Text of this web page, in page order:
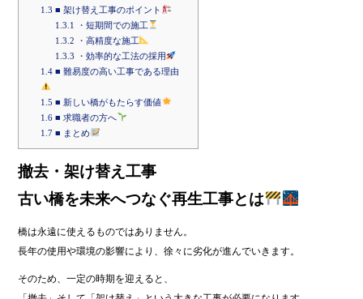
1.3 ■ 架け替え工事のポイント
1.3.1
・短期間での施工
1.3.2 ・高精度な施工
1.3.3 ・効率的な工法の採用
1.4 ■ 難易度の高い工事である理由
1.5 ■ 新しい橋がもたらす価値
1.6 ■ 求職者の方へ
1.7 ■ まとめ
撤去・架け替え工事
古い橋を未来へつなぐ再生工事とは
橋は永遠に使えるものではありません。
長年の使用や環境の影響により、徐々に劣化が進んでいきます。
そのため、一定の時期を迎えると、